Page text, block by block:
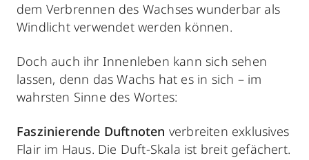
dem Verbrennen des Wachses wunderbar als
Windlicht verwendet werden können.
Doch auch ihr Innenleben kann sich sehen
lassen, denn das Wachs hat es in sich – im
wahrsten Sinne des Wortes:
Faszinierende Duftnoten verbreiten exklusives
Flair im Haus. Die Duft-Skala ist breit gefächert.